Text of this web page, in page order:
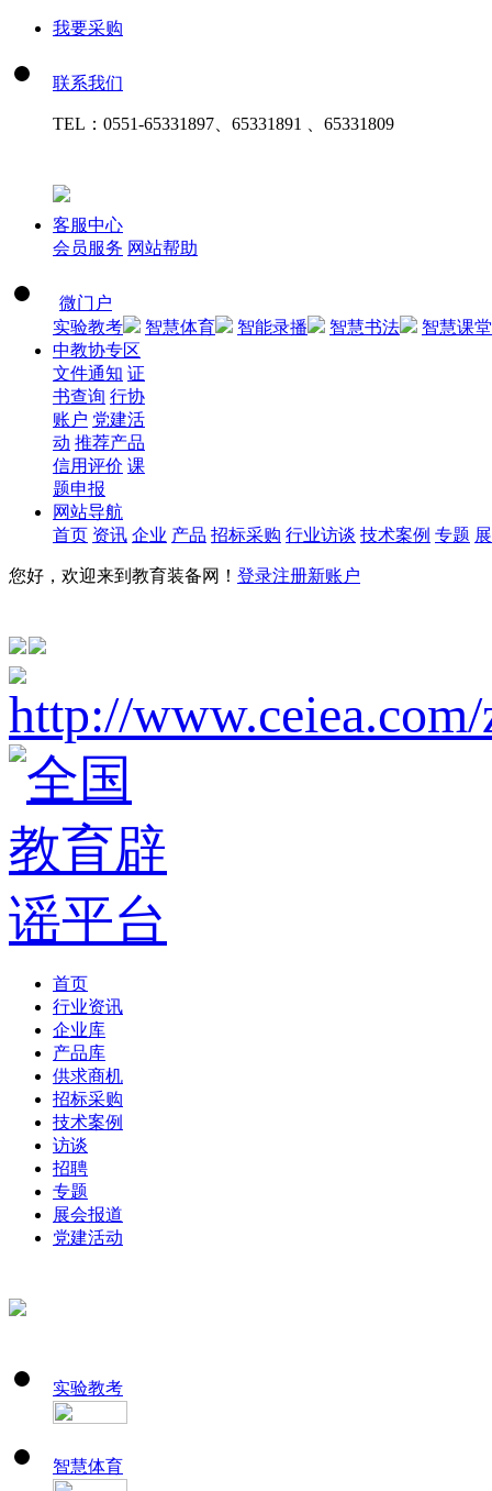
我要采购
联系我们
TEL： 0551-65331897、65331891 、65331809
客服中心
会员服务 网站帮助
微门户
实验教考
智慧体育 智能录播 智慧书法
智慧课堂
中教协专区
文件通知 证
书查询 行协
账户 党建活
动 推荐产品
信用评价 课
题申报
网站导航
首页 资讯 企业 产品 招标采购 行业访谈 技术案例 专题
您好，欢迎来到教育装备网！ 登录注册新账户
首页
行业资讯
企业库
产品库
供求商机
招标采购
技术案例
访谈
招聘
专题
展会报道
党建活动
实验教考
智慧体育